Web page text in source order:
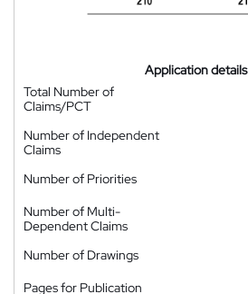
Application details
Total Number of
Claims/PCT
Number of Independent
Claims
Number of Priorities
Number of Multi-
Dependent Claims
Number of Drawings
Pages for Publication